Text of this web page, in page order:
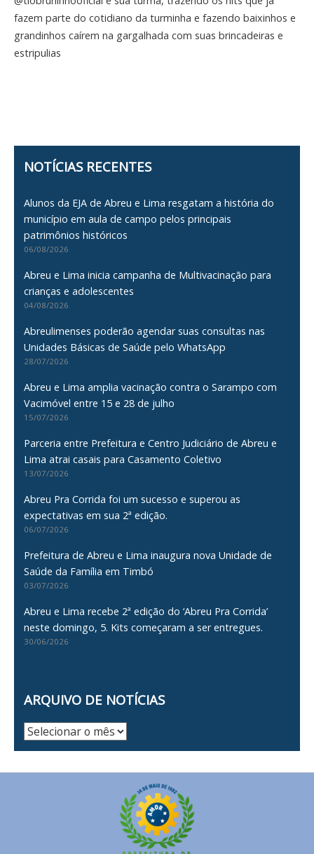
fazem parte do cotidiano da turminha e fazendo baixinhos e
grandinhos caírem na gargalhada com suas brincadeiras e
estripulias
NOTÍCIAS RECENTES
Alunos da EJA de Abreu e Lima resgatam a história do
município em aula de campo pelos principais
patrimônios históricos
06/08/2026
Abreu e Lima inicia campanha de Multivacinação para
crianças e adolescentes
04/08/2026
Abreulimenses poderão agendar suas consultas nas
Unidades Básicas de Saúde pelo WhatsApp
28/07/2026
Abreu e Lima amplia vacinação contra o Sarampo com
Vacimóvel entre 15 e 28 de julho
15/07/2026
Parceria entre Prefeitura e Centro Judiciário de Abreu e
Lima atrai casais para Casamento Coletivo
13/07/2026
Abreu Pra Corrida foi um sucesso e superou as
expectativas em sua 2ª edição.
06/07/2026
Prefeitura de Abreu e Lima inaugura nova Unidade de
Saúde da Família em Timbó
03/07/2026
Abreu e Lima recebe 2ª edição do ‘Abreu Pra Corrida’
neste domingo, 5. Kits começaram a ser entregues.
30/06/2026
ARQUIVO DE NOTÍCIAS
Arquivo